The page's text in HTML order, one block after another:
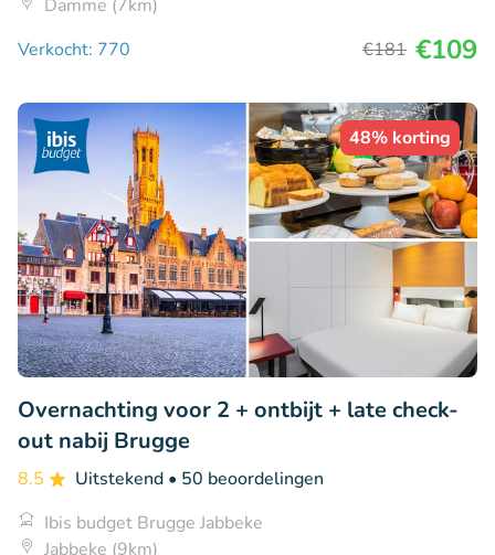
Damme (7km)
Verkocht: 770
€181 €109
48% korting
Overnachting voor 2 + ontbijt + late check-
out nabij Brugge
8.5 Uitstekend • 50 beoordelingen
Ibis budget Brugge Jabbeke
Jabbeke (9km)